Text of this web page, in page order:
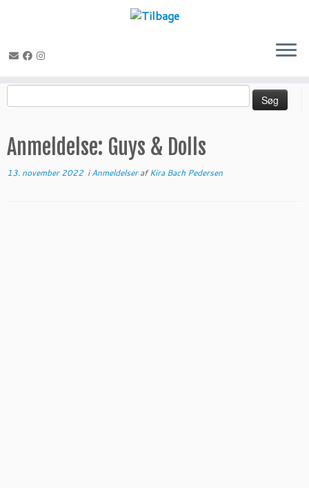
indhold
efter:
Anmeldelse: Guys & Dolls
13. november 2022 iAnmeldelserafKira Bach Pedersen